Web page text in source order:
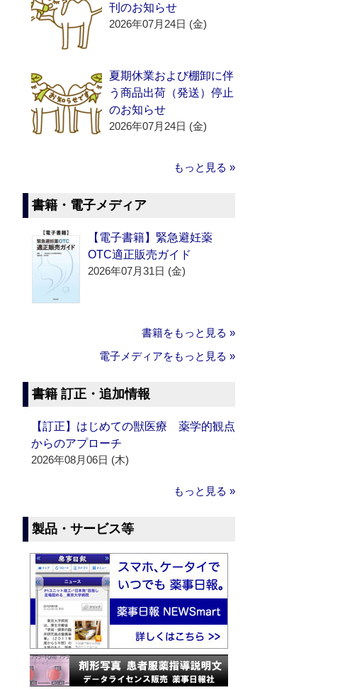
刊のお知らせ
2026年07月24日 (金)
夏期休業および棚卸に伴
う商品出荷（発送）停止
のお知らせ
2026年07月24日 (金)
もっと見る »
書籍・電子メディア
【電子書籍】緊急避妊薬
OTC適正販売ガイド
2026年07月31日 (金)
書籍をもっと見る »
電子メディアをもっと見る »
書籍 訂正・追加情報
【訂正】はじめての獣医療 薬学的観点
からのアプローチ
2026年08月06日 (木)
もっと見る »
製品・サービス等